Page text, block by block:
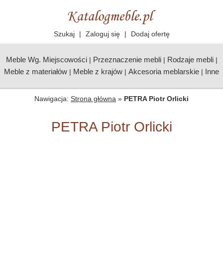
Szukaj | Zaloguj się | Dodaj ofertę
Meble Wg. Miejscowości| Przeznaczenie mebli| Rodzaje mebli|
Meble z materiałów | Meble z krajów | Akcesoria meblarskie | Inne
Nawigacja: Strona główna » PETRA Piotr Orlicki
PETRA Piotr Orlicki